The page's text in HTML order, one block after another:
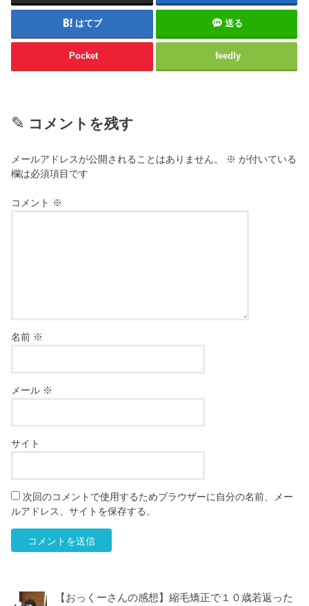
はてブ 送る
Pocket feedly
コメントを残す
メールアドレスが公開されることはありません。 ※ が付いている
欄は必須項目です
コメント ※
名前 ※
メール ※
サイト
次回のコメントで使用するためブラウザーに自分の名前、メー
ルアドレス、サイトを保存する。
【おっくーさんの感想】縮毛矯正で１０歳若返った